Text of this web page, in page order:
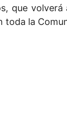
que
toda la